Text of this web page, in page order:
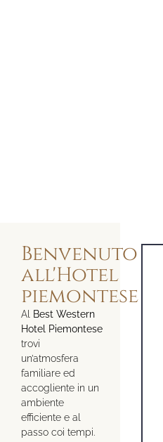
Benvenuto
all'Hotel
piemontese
Al
Best Western
Hotel
Piemontese
trovi
un’atmosfera
familiare ed
accogliente in un
ambiente
efficiente e al
passo coi tempi.